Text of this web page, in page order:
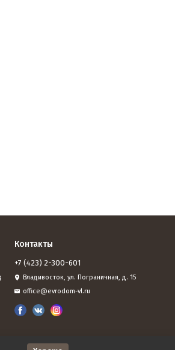
Контакты
+7 (423) 2-300-601
Владивосток, ул. Пограничная, д. 15
office@evrodom-vl.ru